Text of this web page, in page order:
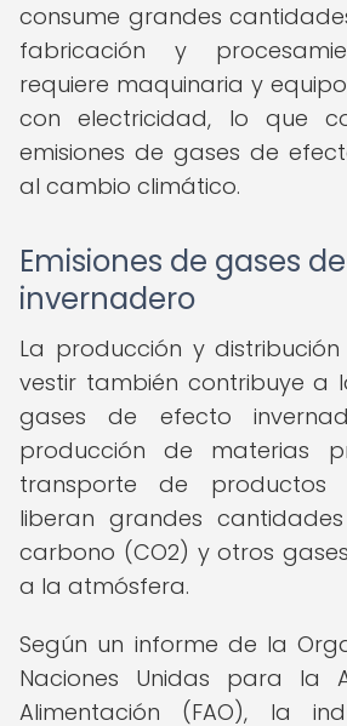
consume grandes
fabricación y
requiere maquinaria y
con electricidad, lo que
emisiones de gases de
al cambio climático.
Emisiones de gases
invernadero
La producción y
vestir también contribuye a
gases de efecto
producción de materias
transporte de productos
liberan grandes
carbono (CO2) y otros
a la atmósfera.
Según un informe de la
Naciones Unidas para la
Alimentación (FAO), la